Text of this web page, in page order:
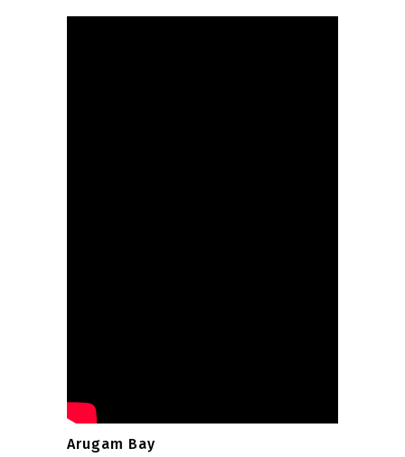
Arugam Bay